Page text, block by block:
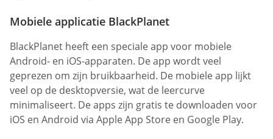
Mobiele applicatie BlackPlanet
BlackPlanet heeft een speciale app voor mobiele
Android- en iOS-apparaten. De app wordt veel
geprezen om zijn bruikbaarheid. De mobiele app lijkt
veel op de desktopversie, wat de leercurve
minimaliseert. De apps zijn gratis te downloaden voor
iOS en Android via Apple App Store en Google Play.